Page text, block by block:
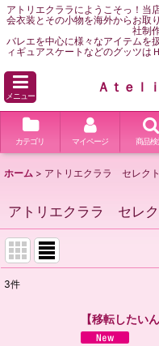
アトリエクララにようこそっ！当
会衣装とその小物を海外からお取
社制
バレエを中心に様々なアイテムを
ィギュアスケートなどのグッツは
メニュー
Ａｔｅｌ
カテゴリ マイページ 商品検
ホーム > アトリエクララ セレクト
アトリエクララ セレク
3件
【移転したい